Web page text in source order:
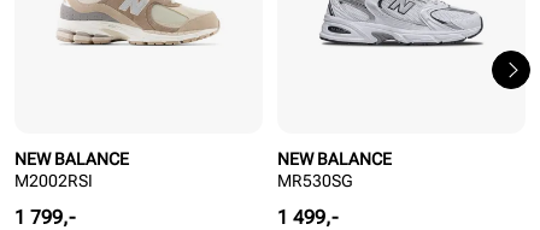
NEW BALANCE
M2002RSI
Pris
1 799,-
NEW BALANCE
MR530SG
Pris
1 499,-